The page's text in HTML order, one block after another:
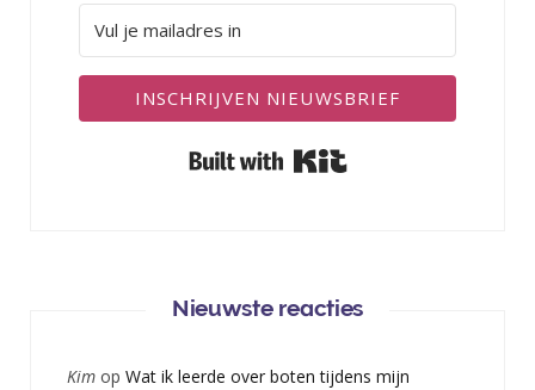
INSCHRIJVEN NIEUWSBRIEF
Nieuwste reacties
Kim op Wat ik leerde over boten tijdens mijn